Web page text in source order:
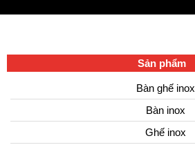
Sản phẩm
Bàn ghế inox
Bàn inox
Ghế inox